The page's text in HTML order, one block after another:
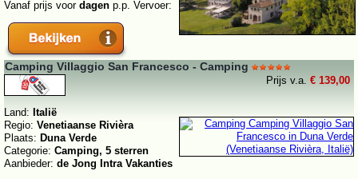
Vanaf prijs voor dagen p.p. Vervoer:
Camping Villaggio San Francesco - Camping
Prijs v.a. € 139,00
Land: Italië
Regio: Venetiaanse Rivièra
Plaats: Duna Verde
Categorie: Camping, 5 sterren
Aanbieder: de Jong Intra Vakanties